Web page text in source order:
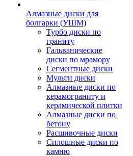
Алмазные диски для
болгарки (УШМ)
Турбо диски по
граниту
Гальванические
диски по мрамору
Сегментные диски
Мульти диски
Алмазные диски по
керамограниту и
керамической плитки
Алмазные диски по
бетону
Расшивочные диски
Сплошные диски по
камню